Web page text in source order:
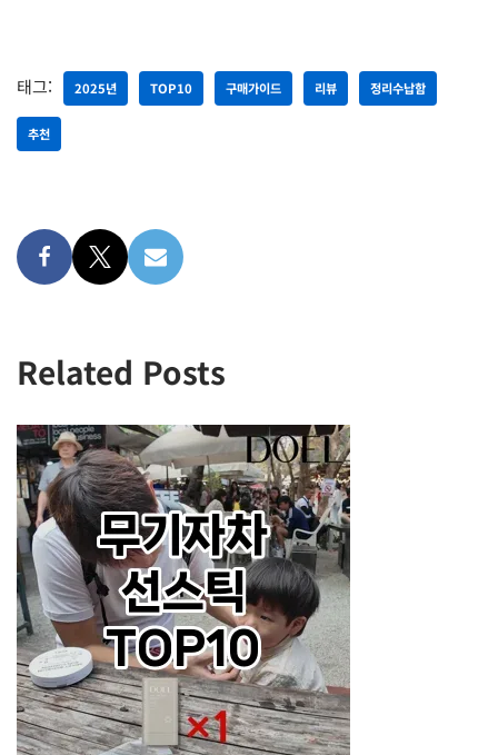
태그: 2025년 TOP10 구매가이드 리뷰 정리수납함
추천
Related Posts